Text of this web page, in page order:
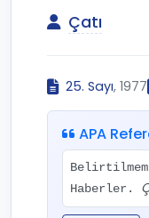
Çatı
25. Sayı, 1977
APA
Haberler.